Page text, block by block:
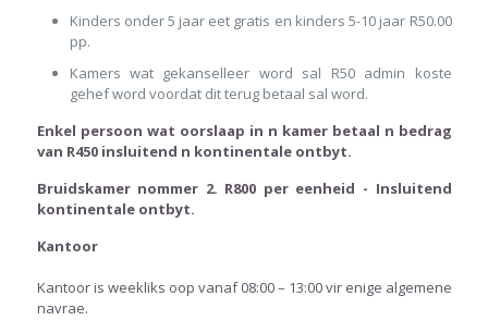
Kinders onder 5 jaar eet gratis en kinders 5-10 jaar R50.00
pp.
Kamers wat gekanselleer word sal R50 admin koste
gehef word voordat dit terug betaal sal word.
Enkel persoon wat oorslaap in n kamer betaal n bedrag
van R450 insluitend n kontinentale ontbyt.
Bruidskamer nommer 2. R800 per eenheid - Insluitend
kontinentale ontbyt.
Kantoor
Kantoor is weekliks oop vanaf 08:00 – 13:00 vir enige algemene
navrae.